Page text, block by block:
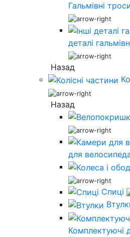
Гальмівні
деталі
Назад
Назад
для
Спиці
Комплектуючі